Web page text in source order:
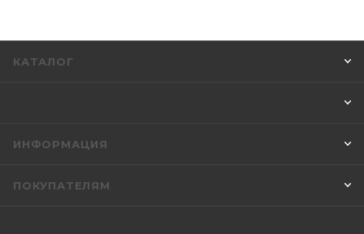
КАТАЛОГ
ИНФОРМАЦИЯ
ПОКУПАТЕЛЯМ